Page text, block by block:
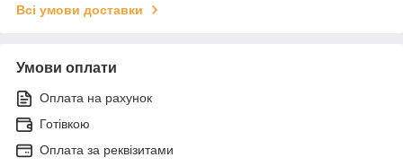
Всі умови доставки
Умови оплати
Оплата на рахунок
Готівкою
Оплата за реквізитами